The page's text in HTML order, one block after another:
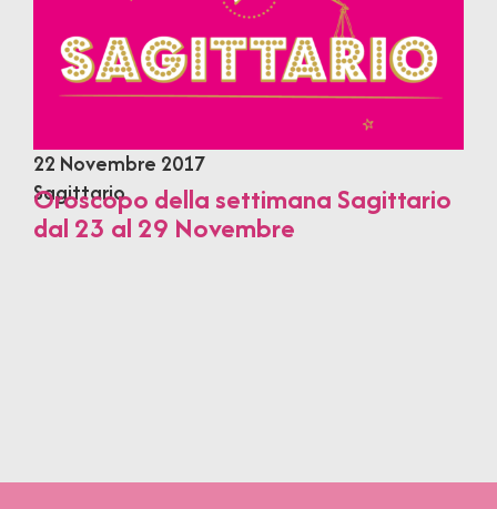
22 Novembre 2017
Sagittario
Oroscopo della settimana Sagittario
dal 23 al 29 Novembre